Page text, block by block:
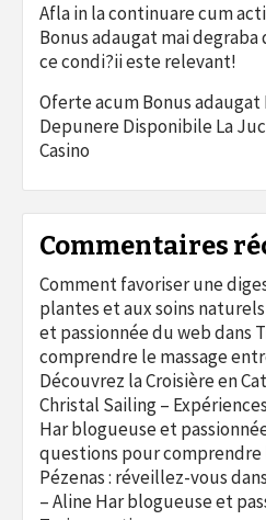
Afla in la continuare cum
Bonus adaugat mai
ce condi?ii este relevant!
Oferte acum Bonus adaugat
Depunere Disponibile La
Casino
Commentaires
Comment favoriser une
plantes et aux soins
et passionnée du webdans
comprendre le massage
Découvrez la Croisière en
Christal Sailing –
Har blogueuse et
questions pour comprendre
Pézenas : réveillez-vous
– Aline Har blogueuse et